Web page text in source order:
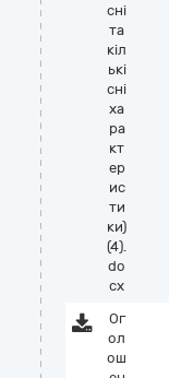
сні
та
кіл
ькі
сні
ха
ра
кт
ер
ис
ти
ки)
(4).
do
cx
Ог
ол
ош